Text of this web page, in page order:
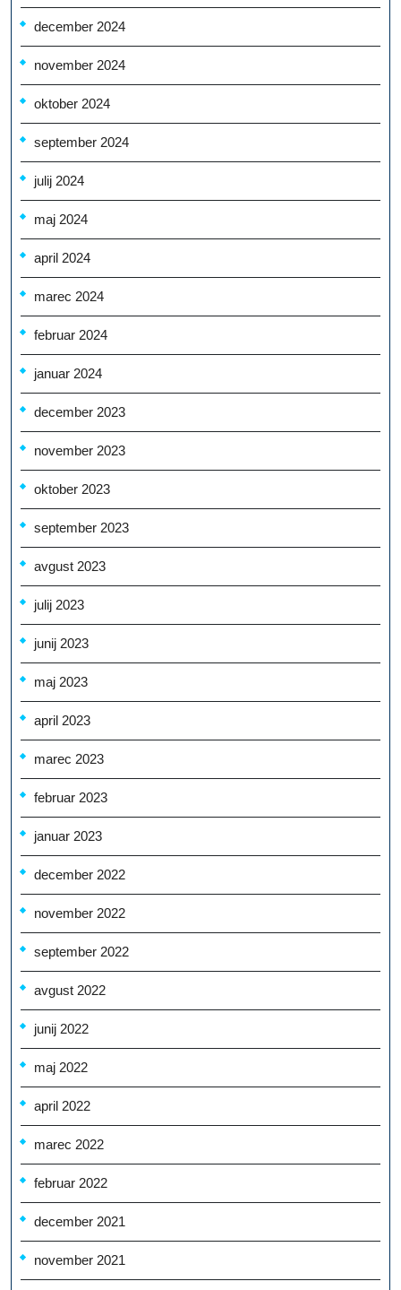
december 2024
november 2024
oktober 2024
september 2024
julij 2024
maj 2024
april 2024
marec 2024
februar 2024
januar 2024
december 2023
november 2023
oktober 2023
september 2023
avgust 2023
julij 2023
junij 2023
maj 2023
april 2023
marec 2023
februar 2023
januar 2023
december 2022
november 2022
september 2022
avgust 2022
junij 2022
maj 2022
april 2022
marec 2022
februar 2022
december 2021
november 2021